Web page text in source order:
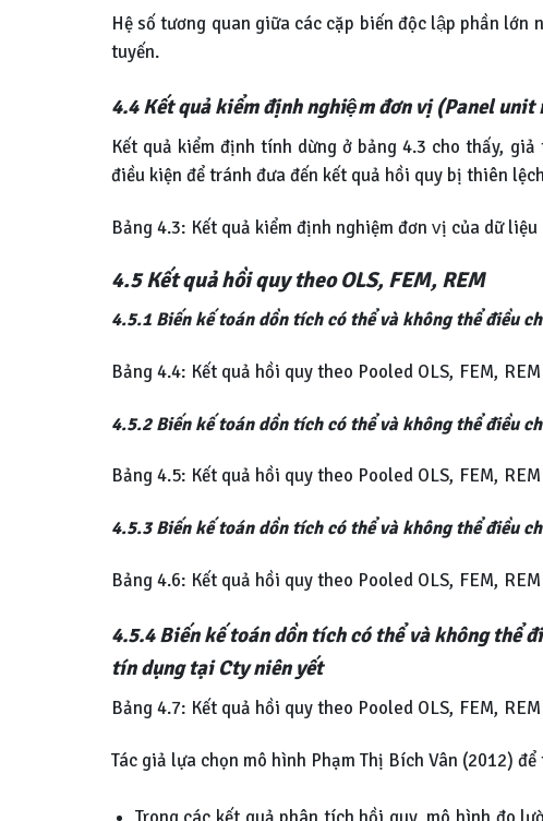
Hệ số tương quan giữa các cặp biến độc lập phần lớn
tuyến.
4.4 Kết quả kiểm định nghiệm đơn vị (Panel
Kết quả kiểm định tính dừng ở bảng 4.3 cho thấy,
điều kiện để tránh đưa đến kết quả hồi quy bị thiên
Bảng 4.3: Kết quả kiểm định nghiệm đơn vị của dữ liệu
4.5 Kết quả hồi quy theo OLS, FEM, REM
4.5.1 Biến kế toán dồn tích có thể và không thể điều
Bảng 4.4: Kết quả hồi quy theo Pooled OLS, FEM,
4.5.2 Biến kế toán dồn tích có thể và không thể điều
Bảng 4.5: Kết quả hồi quy theo Pooled OLS, FEM,
4.5.3 Biến kế toán dồn tích có thể và không thể điều
Bảng 4.6: Kết quả hồi quy theo Pooled OLS, FEM,
4.5.4 Biến kế toán dồn tích có thể và không thể
tín dụng tại Cty niên yết
Bảng 4.7: Kết quả hồi quy theo Pooled OLS, FEM,
Tác giả lựa chọn mô hình Phạm Thị Bích Vân (2012)